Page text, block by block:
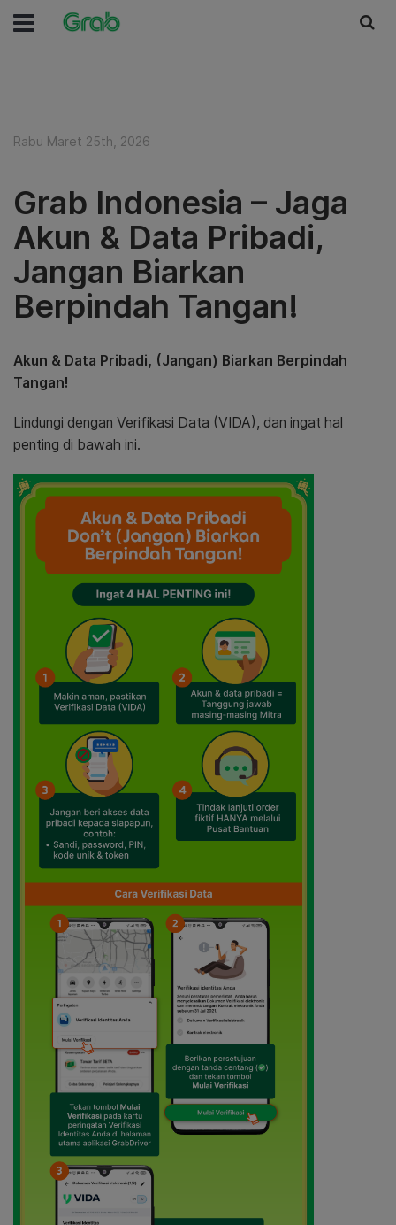
Rabu Maret 25th, 2026
Grab Indonesia – Jaga
Akun & Data Pribadi,
Jangan Biarkan
Berpindah Tangan!
Akun & Data Pribadi, (Jangan) Biarkan Berpindah
Tangan!
Lindungi dengan Verifikasi Data (VIDA), dan ingat hal
penting di bawah ini.